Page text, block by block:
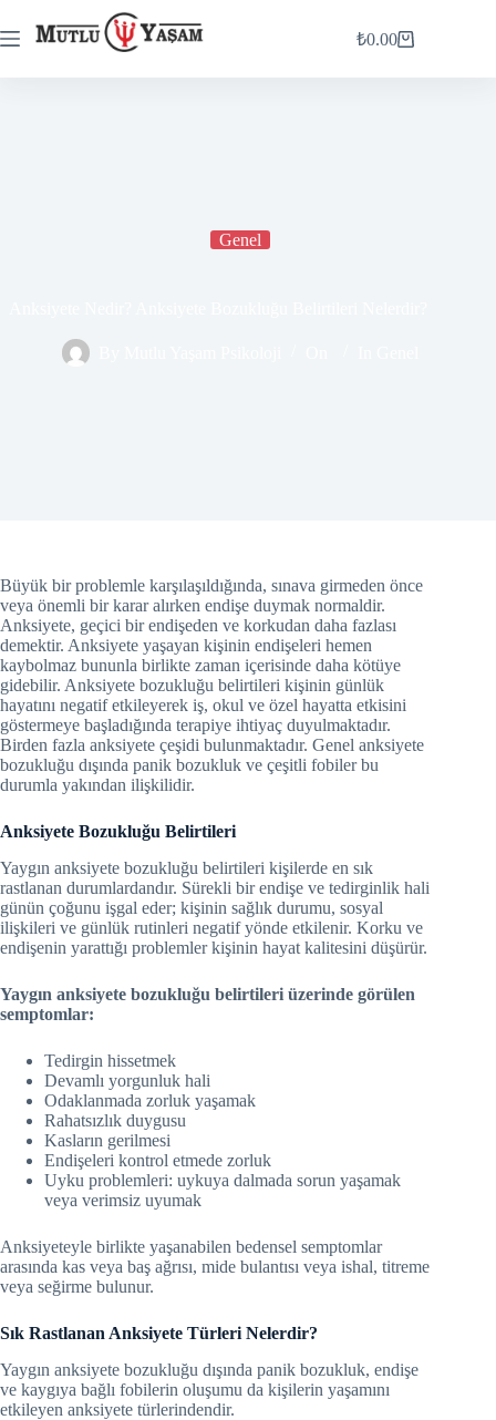
₺0.00
Genel
Büyük bir problemle karşılaşıldığında, sınava girmeden önce
veya önemli bir karar alırken endişe duymak normaldir.
Anksiyete, geçici bir endişeden ve korkudan daha fazlası
demektir. Anksiyete yaşayan kişinin endişeleri hemen
kaybolmaz bununla birlikte zaman içerisinde daha kötüye
gidebilir. Anksiyete bozukluğu belirtileri kişinin günlük
hayatını negatif etkileyerek iş, okul ve özel hayatta etkisini
göstermeye başladığında terapiye ihtiyaç duyulmaktadır.
Birden fazla anksiyete çeşidi bulunmaktadır. Genel anksiyete
bozukluğu dışında panik bozukluk ve çeşitli fobiler bu
durumla yakından ilişkilidir.
Anksiyete Bozukluğu Belirtileri
Yaygın anksiyete bozukluğu belirtileri kişilerde en sık
rastlanan durumlardandır. Sürekli bir endişe ve tedirginlik hali
günün çoğunu işgal eder; kişinin sağlık durumu, sosyal
ilişkileri ve günlük rutinleri negatif yönde etkilenir. Korku ve
endişenin yarattığı problemler kişinin hayat kalitesini düşürür.
Yaygın anksiyete bozukluğu belirtileri üzerinde görülen
semptomlar:
Tedirgin hissetmek
Devamlı yorgunluk hali
Odaklanmada zorluk yaşamak
Rahatsızlık duygusu
Kasların gerilmesi
Endişeleri kontrol etmede zorluk
Uyku problemleri: uykuya dalmada sorun yaşamak
veya verimsiz uyumak
Anksiyeteyle birlikte yaşanabilen bedensel semptomlar
arasında kas veya baş ağrısı, mide bulantısı veya ishal, titreme
veya seğirme bulunur.
Sık Rastlanan Anksiyete Türleri Nelerdir?
Yaygın anksiyete bozukluğu dışında panik bozukluk, endişe
ve kaygıya bağlı fobilerin oluşumu da kişilerin yaşamını
etkileyen anksiyete türlerindendir.